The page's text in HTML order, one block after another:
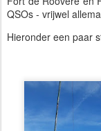
QSOs - vrijwel
Hieronder een paar